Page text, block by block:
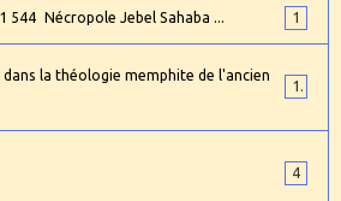
Nécropole Jebel Sahaba ... 1
dans la théologie memphite de l'ancien
1
4